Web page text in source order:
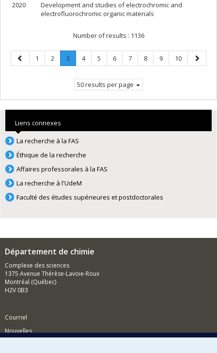
2020
Development and studies of electrochromic and
electrofluorochromic organic materials
Number of results : 1136
Previous
page
Page
1 Page
2 Page
3
Current
Page
4 Page
5 Page
6 Page
7 Page
8 Page
9 Page
10
Next
page
50 results per page
Liens connexes
La recherche à la FAS
Éthique de la recherche
Affaires professorales à la FAS
La recherche à l'UdeM
Faculté des études supérieures et postdoctorales
Département de chimie
Complexe des sciences
1375 Avenue Thérèse-Lavoie-Roux
Montréal (Québec)
H2V 0B3
Courriel
Nouvelles